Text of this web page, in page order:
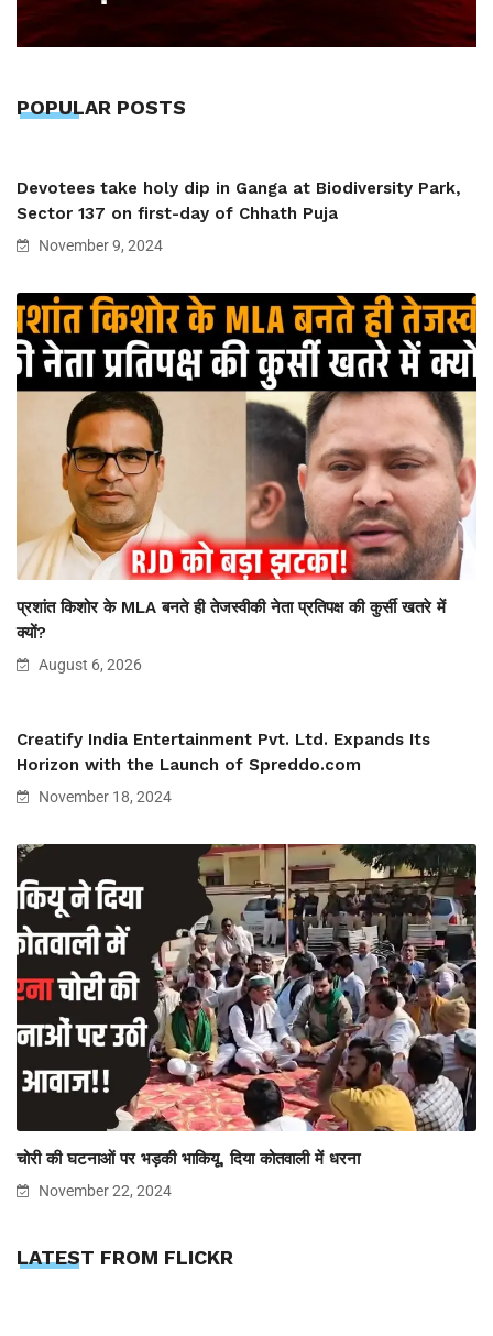
POPULAR POSTS
Devotees take holy dip in Ganga at Biodiversity Park,
Sector 137 on first-day of Chhath Puja
November 9, 2024
प्रशांत किशोर के MLA बनते ही तेजस्वीकी नेता प्रतिपक्ष की कुर्सी खतरे में
क्यों?
August 6, 2026
Creatify India Entertainment Pvt. Ltd. Expands Its
Horizon with the Launch of Spreddo.com
November 18, 2024
चोरी की घटनाओं पर भड़की भाकियू, दिया कोतवाली में धरना
November 22, 2024
LATEST FROM FLICKR